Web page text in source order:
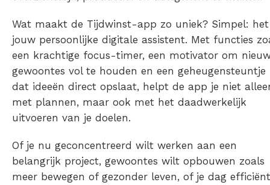
Wat maakt de Tijdwinst-app zo uniek? Simpel:
jouw persoonlijke digitale assistent. Met functies
een krachtige focus-timer, een motivator om
gewoontes vol te houden en een geheugensteuntje
dat ideeën direct opslaat, helpt de app je niet
met plannen, maar ook met het daadwerkelijk
uitvoeren van je doelen.
Of je nu geconcentreerd wilt werken aan een
belangrijk project, gewoontes wilt opbouwen zoals
meer bewegen of gezonder leven, of je dag